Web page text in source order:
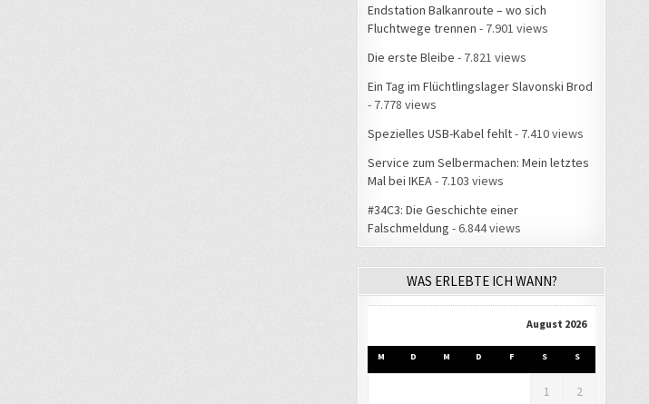
Endstation Balkanroute – wo sich
Fluchtwege trennen - 7.901 views
Die erste Bleibe - 7.821 views
Ein Tag im Flüchtlingslager Slavonski Brod
- 7.778 views
Spezielles USB-Kabel fehlt- 7.410 views
Service zum Selbermachen: Mein letztes
Mal bei IKEA - 7.103 views
#34C3: Die Geschichte einer
Falschmeldung - 6.844 views
WAS ERLEBTE ICH WANN?
August 2026
M D M D F S S
1 2